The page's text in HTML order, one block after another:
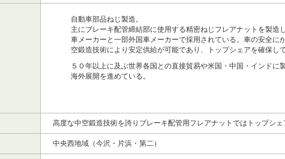
自動車部品ねじ製造。
主にブレーキ配管締結部に使用する精密ねじフレアナットを製造
車メーカーと一部外国車メーカーで採用されている。車の安全に
空鍛造技術により安定供給が可能であり、トップシェアを確保して
５０年以上に及ぶ世界各国との直接貿易や米国・中国・インドに
海外展開を進めている。
高度な中空鍛造技術を誇りブレーキ配管用フレアナットではトップシェ
中央西地域（今沢・片浜・第二）